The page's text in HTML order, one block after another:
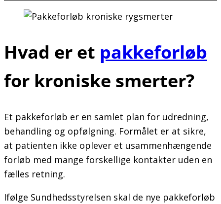
Hvad er et pakkeforløb
for kroniske smerter?
Et pakkeforløb er en samlet plan for udredning,
behandling og opfølgning. Formålet er at sikre,
at patienten ikke oplever et usammenhængende
forløb med mange forskellige kontakter uden en
fælles retning.
Ifølge Sundhedsstyrelsen skal de nye pakkeforløb